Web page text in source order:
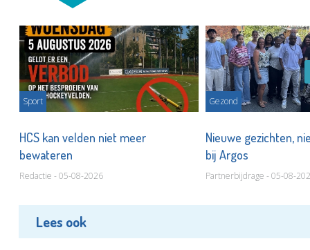
Sport
HCS kan velden niet meer
bewateren
Redactie - 05-08-2026
Gezond
Nieuwe gezichten,
bij Argos
Partnerbijdrage - 05-08-
Lees ook